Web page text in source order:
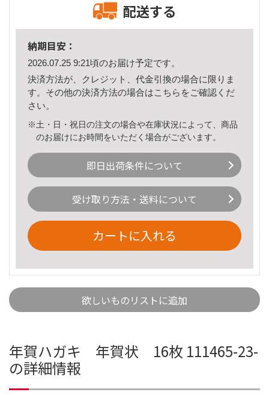
配送する
納期目安：
2026.07.25 9:21頃のお届け予定です。
決済方法が、クレジット、代金引換の場合に限りま
す。その他の決済方法の場合はこちら をご確認くだ
さい。
※土・日・祝日の注文の場合や在庫状況によって、商品
のお届けにお時間をいただく場合がございます。
即日出荷条件について
受け取り方法・送料について
カートに入れる
欲しいものリストに追加
年賀ハガキ 年賀状 16枚 111465-23-
の詳細情報